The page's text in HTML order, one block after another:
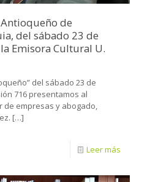
de
del sábado 23 de
Emisora Cultural U.
del sábado 23 de
716 presentamos al
de empresas y abogado,
[…]
Leer más